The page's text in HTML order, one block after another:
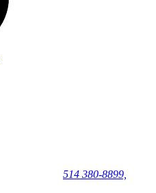
514 380-8899,